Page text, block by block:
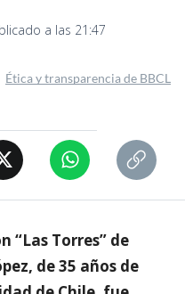
a las 21:47
Ética y transparencia de BBCL
“Las Torres” de
de 35 años de